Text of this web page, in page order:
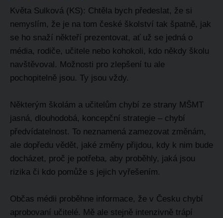
Květa Sulková (KS): Chtěla bych předeslat, že si
nemyslím, že je na tom české školství tak špatně, jak
se ho snaží někteří prezentovat, ať už se jedná o
média, rodiče, učitele nebo kohokoli, kdo někdy školu
navštěvoval. Možnosti pro zlepšení tu ale
pochopitelně jsou. Ty jsou vždy.
Některým školám a učitelům chybí ze strany MŠMT
jasná, dlouhodobá, koncepční strategie – chybí
předvídatelnost. To neznamená zamezovat změnám,
ale dopředu vědět, jaké změny přijdou, kdy k nim bude
docházet, proč je potřeba, aby proběhly, jaká jsou
rizika či kdo pomůže s jejich vyřešením.
Občas médii proběhne informace, že v Česku chybí
aprobovaní učitelé. Mě ale stejně intenzivně trápí